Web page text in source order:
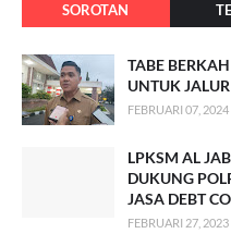
SOROTAN
TABE
UNTUK
FEBRUARI 07, 2024
LPKSM AL
DUKUNG
JASA DEBT
FEBRUARI 27, 2023